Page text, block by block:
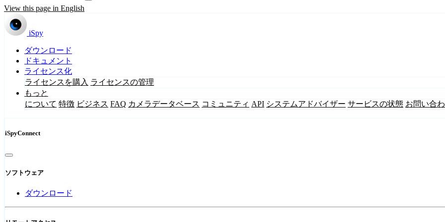
View this page in English
iSpy
ダウンロード
ドキュメント
ライセンス化
ライセンスを購入 ライセンスの管理
もっと
について 特徴 ビジネス FAQ カメラデータベース コミュニティ API システムアドバイザー サービスの状態 お問い合
iSpyConnect
ソフトウェア
ダウンロード